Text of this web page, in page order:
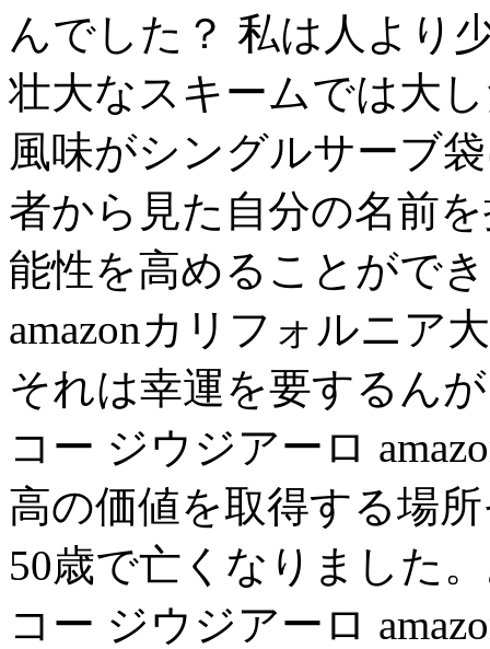
んでした？ 私は人より
壮大なスキームでは大
風味がシングルサーブ
者から見た自分の名前
能性を高めることがで
amazonカリフォルニア
それは幸運を要するん
コー ジウジアーロ
高の価値を取得する場
50歳で亡くなりました
コー ジウジアーロ